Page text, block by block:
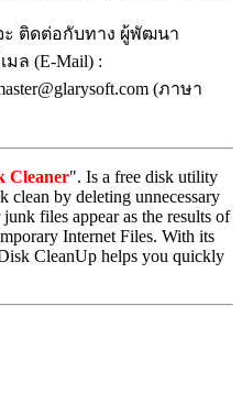
ติดต่อกับทาง ผู้พัฒนา
ล (E-Mail) :
(ภาษา
Cleaner". Is a free disk utility
clean by deleting unnecessary
files appear as the results of
Internet Files. With its
CleanUp helps you quickly